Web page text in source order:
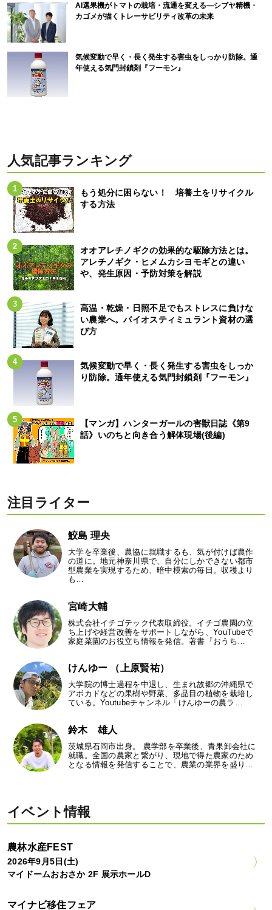
AI選果機がトマトの栽培・流通を変える―シブヤ精機・
カゴメが描くトレーサビリティ改革の未来
気候変動で早く・長く発生する害虫をしっかり防除。通
年使える気門封鎖剤『フーモン』
人気記事ランキング
もう処分に困らない！ 培養土をリサイクル
する方法
オオアレチノギクの効果的な駆除方法とは。
アレチノギク・ヒメムカシヨモギとの違い
や、発生原因・予防対策を解説
高温・乾燥・日照不足でもストレスに負けな
い農業へ。バイオスティミュラント資材の選
び方
気候変動で早く・長く発生する害虫をしっか
り防除。通年使える気門封鎖剤『フーモン』
【マンガ】ハンターガールの害獣日誌《第9
話》いのちと向き合う解体現場(後編)
注目ライター
鮫島 理央
大学を卒業後、農協に就職するも、気が付けば農作
の道に。地元神奈川県で、自分にしかできない都市
型農業を実現するため、暗中模索の毎日。収穫より
も…
宮崎大輔
株式会社イチゴテック代表取締役。イチゴ農園の立
ち上げや経営改善をサポートしながら、YouTubeで
家庭菜園のお役立ち情報を発信。著書『おうち…
けんゆー （上原賢祐）
大学院の博士過程を中退し、生まれ故郷の沖縄県で
アボカドなどの果樹や野菜、多品目の植物を栽培し
ている。Youtubeチャンネル「けんゆーの農ラ…
鈴木 雄人
茨城県石岡市出身。 農学部を卒業後、青果卸会社に
就職。全国の農家と繋がり、現地で得た農家のため
となる情報を発信することで、農業の業界を盛り…
イベント情報
農林水産FEST
2026年9月5日(土)
マイドームおおさか 2F 展示ホールD
マイナビ移住フェア